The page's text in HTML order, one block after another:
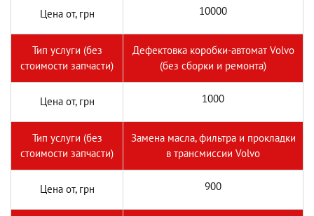
Цена от, грн 10000
Тип услуги (без
стоимости запчасти)
Дефектовка коробки-автомат Volvo
(без сборки и ремонта)
Цена от, грн 1000
Тип услуги (без
стоимости запчасти)
Замена масла, фильтра и прокладки
в трансмиссии Volvo
Цена от, грн 900